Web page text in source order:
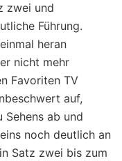
zwei und
Führung.
heran
nicht mehr
Favoriten TV
auf,
Sehens ab und
noch deutlich an
Satz zwei bis zum